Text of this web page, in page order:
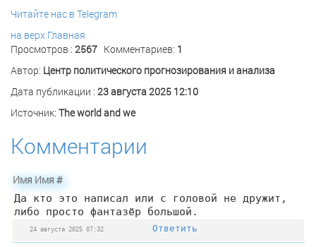
Читайте нас в Telegram
на верх Главная
Просмотров : 2567 Комментариев: 1
Автор: Центр политического прогнозирования и анализа
Дата публикации : 23 августа 2025 12:10
Источник: The world and we
Комментарии
Имя Имя #
Да кто это написал или с головой не дружит,
либо просто фантазёр большой.
24 августа 2025 07:32 Ответить